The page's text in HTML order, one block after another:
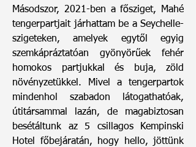
Másodszor, 2021-ben a fősziget, Mahé
tengerpartjait járhattam be a Seychelle-
szigeteken, amelyek egytől egyig
szemkápráztatóan gyönyörűek fehér
homokos partjukkal és buja, zöld
növényzetükkel. Mivel a tengerpartok
mindenhol szabadon látogathatóak,
útitársammal lazán, de magabiztosan
besétáltunk az 5 csillagos Kempinski
Hotel főbejáratán, hogy hello, jöttünk